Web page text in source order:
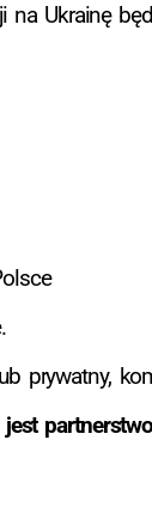
Ukrainę
prywatny,
jest